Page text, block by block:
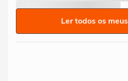
Ler todos os